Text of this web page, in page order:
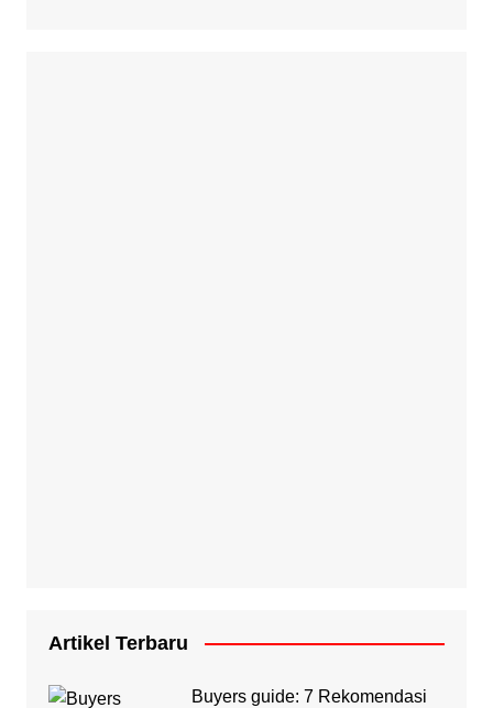
Artikel Terbaru
Buyers guide: 7 Rekomendasi